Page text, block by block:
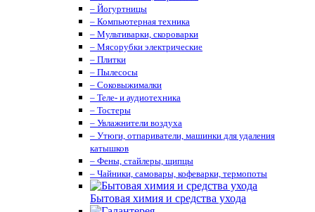
– Йогуртницы
– Компьютерная техника
– Мультиварки, скороварки
– Мясорубки электрические
– Плитки
– Пылесосы
– Соковыжималки
– Теле- и аудиотехника
– Тостеры
– Увлажнители воздуха
– Утюги, отпариватели, машинки для удаления
катышков
– Фены, стайлеры, щипцы
– Чайники, самовары, кофеварки, термопоты
Бытовая химия и средства ухода